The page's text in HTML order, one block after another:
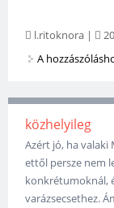
l.ritoknora |
A
közhelyileg
Azért jó, ha valaki
ettől persze nem
konkrétumoknál,
varázsecsethez.